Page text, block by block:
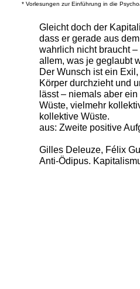
* Vorlesungen zur Einführung in die
Gleicht doch der
dass er gerade aus
wahrlich nicht braucht
allem, was je geglaubt
Der Wunsch ist ein
Körper durchzieht und
lässt – niemals aber
Wüste, vielmehr
kollektive Wüste.
aus: Zweite positive
Gilles Deleuze, Félix
Anti-Ödipus.